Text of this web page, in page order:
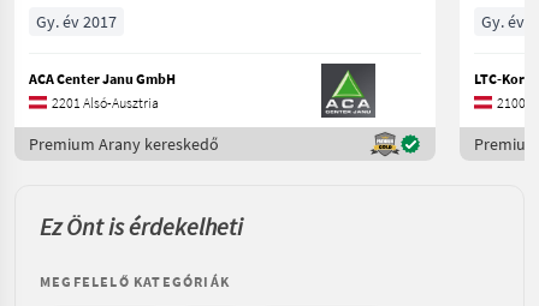
Gy. év 2017
ACA Center Janu GmbH
2201 Alsó-Ausztria
Premium Arany kereskedő
Gy. év
LTC-
2100
Ez Önt is érdekelheti
MEGFELELŐ KATEGÓRIÁK